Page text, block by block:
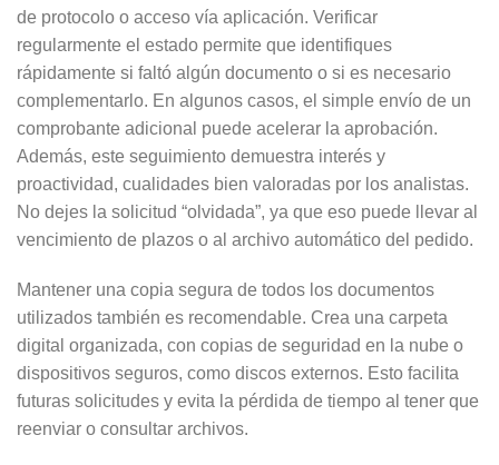
de protocolo o acceso vía aplicación. Verificar
regularmente el estado permite que identifiques
rápidamente si faltó algún documento o si es necesario
complementarlo. En algunos casos, el simple envío de un
comprobante adicional puede acelerar la aprobación.
Además, este seguimiento demuestra interés y
proactividad, cualidades bien valoradas por los analistas.
No dejes la solicitud “olvidada”, ya que eso puede llevar al
vencimiento de plazos o al archivo automático del pedido.
Mantener una copia segura de todos los documentos
utilizados también es recomendable. Crea una carpeta
digital organizada, con copias de seguridad en la nube o
dispositivos seguros, como discos externos. Esto facilita
futuras solicitudes y evita la pérdida de tiempo al tener que
reenviar o consultar archivos.